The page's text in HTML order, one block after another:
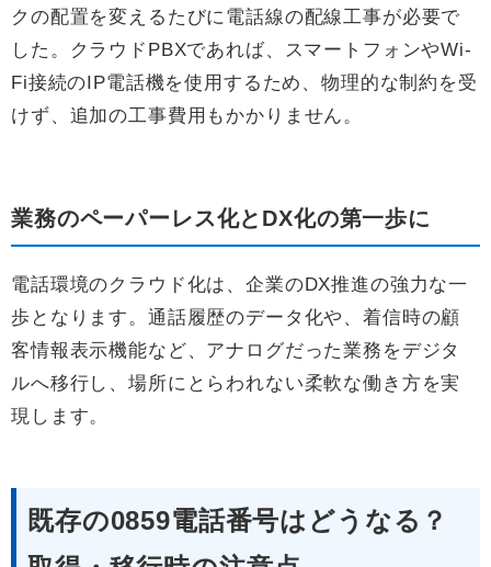
クの配置を変えるたびに電話線の配線工事が必要で
した。クラウドPBXであれば、スマートフォンやWi-
Fi接続のIP電話機を使用するため、物理的な制約を受
けず、追加の工事費用もかかりません。
業務のペーパーレス化とDX化の第一歩に
電話環境のクラウド化は、企業のDX推進の強力な一
歩となります。通話履歴のデータ化や、着信時の顧
客情報表示機能など、アナログだった業務をデジタ
ルへ移行し、場所にとらわれない柔軟な働き方を実
現します。
既存の0859電話番号はどうなる？